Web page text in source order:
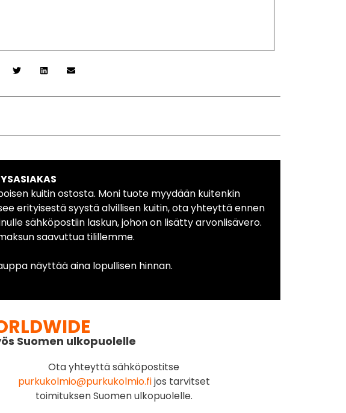
kuitin ostosta. Moni tuote myydään kuitenkin
erityisestä syystä alvillisen kuitin, ota yhteyttä ennen
sähköpostiin laskun, johon on lisätty arvonlisävero.
saavuttua tilillemme.
näyttää aina lopullisen hinnan.
Suomen ulkopuolelle
Ota yhteyttä sähköpostitse
purkukolmio@purkukolmio.fijos tarvitset
toimituksen Suomen ulkopuolelle.